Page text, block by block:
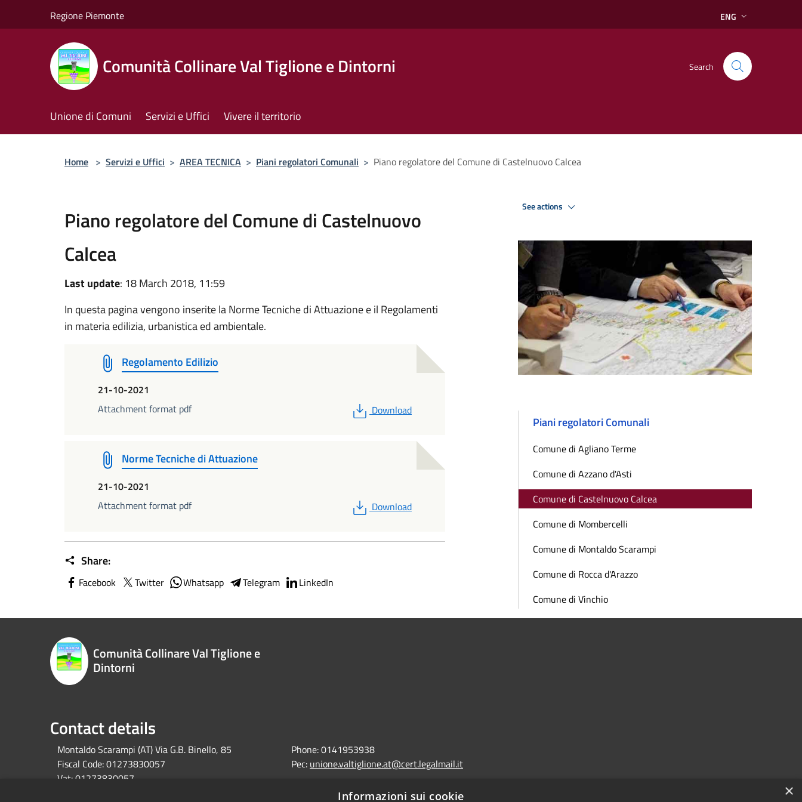
Regione Piemonte ENG
Comunità Collinare Val Tiglione e Dintorni Search
Unione di Comuni Servizi e Uffici Vivere il territorio
Home > Servizi e Uffici > AREA TECNICA > Piani regolatori Comunali > Piano regolatore del Comune di Castelnuovo Calcea
Piano regolatore del Comune di Castelnuovo
Calcea
Last update: 18 March 2018, 11:59
In questa pagina vengono inserite la Norme Tecniche di Attuazione e il Regolamenti
in materia edilizia, urbanistica ed ambientale.
Regolamento Edilizio
21-10-2021
Attachment format pdf
PDF
Download
Norme Tecniche di Attuazione
21-10-2021
Attachment format pdf
PDF
Download
Share:
Facebook Twitter Whatsapp Telegram LinkedIn
See actions
Piani regolatori Comunali
Comune di Agliano Terme
Comune di Azzano d'Asti
Comune di Castelnuovo Calcea
Comune di Mombercelli
Comune di Montaldo Scarampi
Comune di Rocca d'Arazzo
Comune di Vinchio
Comunità Collinare Val Tiglione e
Dintorni
Contact details
Montaldo Scarampi (AT) Via G.B. Binello, 85
Fiscal Code:01273830057
Vat:01273830057
Phone:0141953938
Pec: unione.valtiglione.at@cert.legalmail.it
×
Informazioni sui cookie